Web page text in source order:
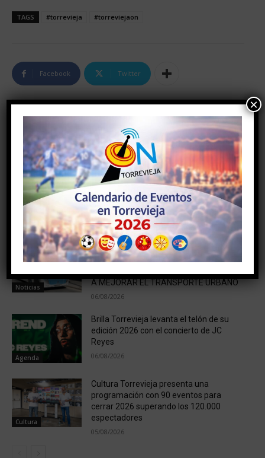
TAGS #torrevieja #torreviejaon
Facebook Twitter
Hallan el cuerpo de una
mujer en estado de
descomposición en
Torrevieja
Artículo siguiente
El Mare Nostrum fragua una
gran defensa para superar a
Petrer
NOTICIAS RELACIONADAS
Noticias
SUEÑA TORREVIEJA ESCUCHA A PIE DE
CALLE A LOS USUARIOS DE LA NUEVA
A MEJORAR EL TRANSPORTE URBANO
06/08/2026
Agenda
Brilla Torrevieja levanta el telón de su
edición 2026 con el concierto de JC
Reyes
06/08/2026
Cultura
Cultura Torrevieja presenta una
programación con 90 eventos para
cerrar 2026 superando los 120.000
espectadores
05/08/2026
×